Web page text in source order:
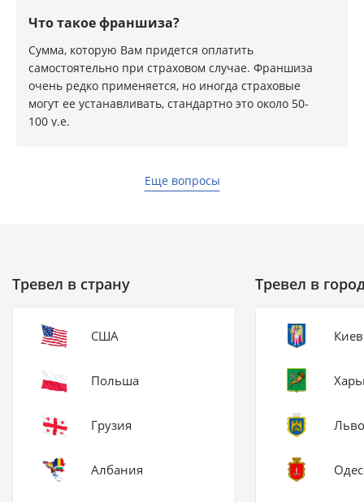
Что такое франшиза?
Сумма, которую Вам придется оплатить
самостоятельно при страховом случае. Франшиза
очень редко применяется, но иногда страховые
могут ее устанавливать, стандартно это около 50-
100 у.е.
Еще вопросы
Тревел в страну
США
Польша
Грузия
Албания
Тревел в
Киев